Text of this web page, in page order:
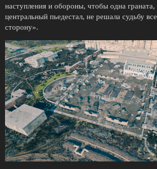
наступления и обороны, чтобы одна граната,
центральный пьедестал, не решала судьбу
сторону».